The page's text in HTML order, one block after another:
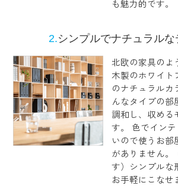
も魅力的です。
2.シンプルでナチュラルな
北欧の家具のよ
木製のホワイト
のナチュラルカ
んなタイプの部
調和し、収める
す。 色でイン
いので使うお部
がありません。
す）シンプルな
お手軽にこなせ